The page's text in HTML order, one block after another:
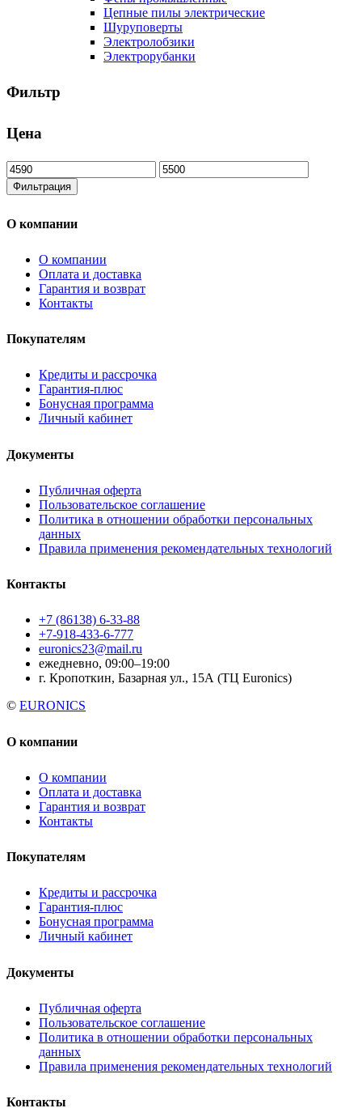
Цепные пилы электрические
Шуруповерты
Электролобзики
Электрорубанки
Фильтр
Цена
Минимальная
цена
Максимальная
цена
Фильтрация
О компании
О компании
Оплата и доставка
Гарантия и возврат
Контакты
Покупателям
Кредиты и рассрочка
Гарантия-плюс
Бонусная программа
Личный кабинет
Документы
Публичная оферта
Пользовательское соглашение
Политика в отношении обработки персональных
данных
Правила применения рекомендательных технологий
Контакты
+7 (86138) 6-33-88
+7-918-433-6-777
euronics23@mail.ru
ежедневно, 09:00–19:00
г. Кропоткин, Базарная ул., 15А (ТЦ Euronics)
© EURONICS
О компании
О компании
Оплата и доставка
Гарантия и возврат
Контакты
Покупателям
Кредиты и рассрочка
Гарантия-плюс
Бонусная программа
Личный кабинет
Документы
Публичная оферта
Пользовательское соглашение
Политика в отношении обработки персональных
данных
Правила применения рекомендательных технологий
Контакты